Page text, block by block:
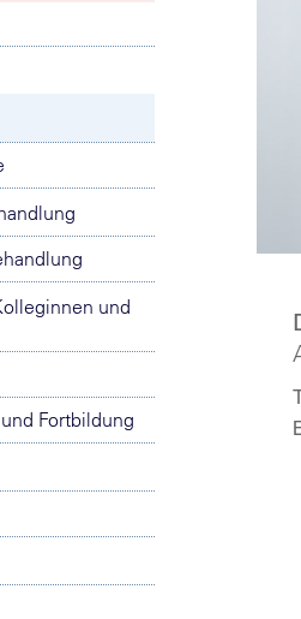
und
Fortbildung